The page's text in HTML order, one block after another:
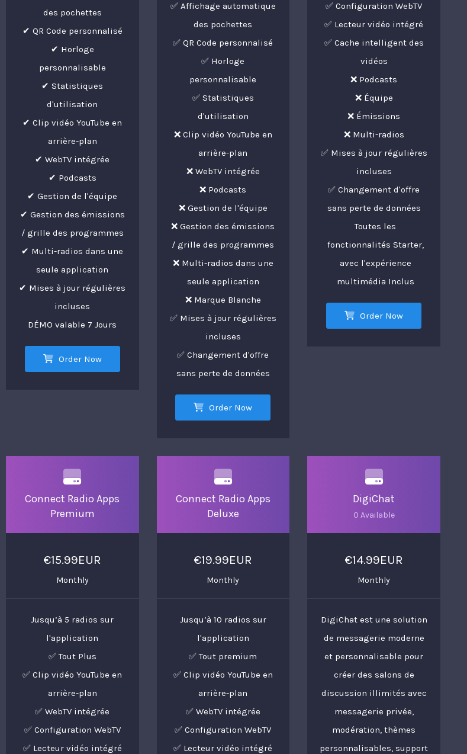
des pochettes
✔ QR Code personnalisé
✔ Horloge
personnalisable
✔ Statistiques
d'utilisation
✔ Clip vidéo YouTube en
arrière-plan
✔ WebTV intégrée
✔ Podcasts
✔ Gestion de l'équipe
✔ Gestion des émissions
/ grille des programmes
✔ Multi-radios dans une
seule application
✔ Mises à jour régulières
incluses
DÉMO valable 7 Jours
Order Now
✅ Affichage automatique
des pochettes
✅ QR Code personnalisé
✅ Horloge
personnalisable
✅ Statistiques
d'utilisation
❌ Clip vidéo YouTube en
arrière-plan
❌ WebTV intégrée
❌ Podcasts
❌ Gestion de l'équipe
❌ Gestion des émissions
/ grille des programmes
❌ Multi-radios dans une
seule application
❌ Marque Blanche
✅ Mises à jour régulières
incluses
✅ Changement d'offre
sans perte de données
Order Now
✅ Configuration WebTV
✅ Lecteur vidéo intégré
✅ Cache intelligent des
vidéos
❌ Podcasts
❌ Équipe
❌ Émissions
❌ Multi-radios
✅ Mises à jour régulières
incluses
✅ Changement d'offre
sans perte de données
Toutes les
fonctionnalités Starter,
avec l'expérience
multimédia Inclus
Order Now
Connect Radio Apps
Premium
€15.99EUR
Monthly
Jusqu’à 5 radios sur
l'application
✅ Tout Plus
✅ Clip vidéo YouTube en
arrière-plan
✅ WebTV intégrée
✅ Configuration WebTV
✅ Lecteur vidéo intégré
Connect Radio Apps
Deluxe
€19.99EUR
Monthly
Jusqu’à 10 radios sur
l'application
✅ Tout premium
✅ Clip vidéo YouTube en
arrière-plan
✅ WebTV intégrée
✅ Configuration WebTV
✅ Lecteur vidéo intégré
DigiChat
0 Available
€14.99EUR
Monthly
DigiChat est une solution
de messagerie moderne
et personnalisable pour
créer des salons de
discussion illimités avec
messagerie privée,
modération, thèmes
personnalisables, support